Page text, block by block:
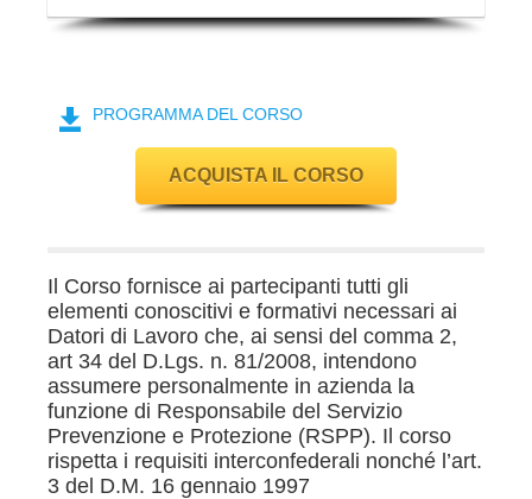
PROGRAMMA DEL CORSO
ACQUISTA IL CORSO
Il Corso fornisce ai partecipanti tutti gli
elementi conoscitivi e formativi necessari ai
Datori di Lavoro che, ai sensi del comma 2,
art 34 del D.Lgs. n. 81/2008, intendono
assumere personalmente in azienda la
funzione di Responsabile del Servizio
Prevenzione e Protezione (RSPP). Il corso
rispetta i requisiti interconfederali nonché l’art.
3 del D.M. 16 gennaio 1997